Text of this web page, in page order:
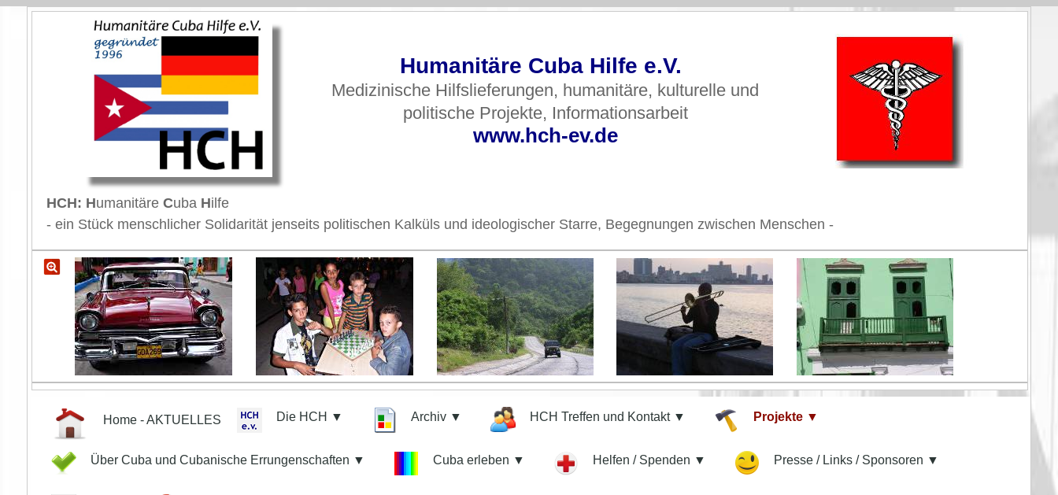
Humanitäre Cuba Hilfe e.V.
Medizinische Hilfslieferungen, humanitäre, kulturelle und
politische Projekte, Informationsarbeit
www.hch-ev.de
HCH: HumanitäreCuba Hilfe
- ein Stück menschlicher Solidarität jenseits politischen Kalküls und ideologischer Starre, Begegnungen zwischen Menschen -
Home - AKTUELLES Die HCH ▼ Archiv ▼ HCH Treffen und Kontakt ▼ Projekte ▼
Über Cuba und Cubanische Errungenschaften ▼ Cuba erleben ▼ Helfen / Spenden ▼ Presse / Links / Sponsoren ▼